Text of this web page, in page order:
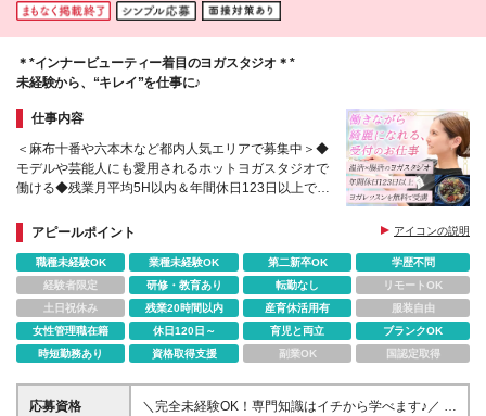
＊*インナービューティー着目のヨガスタジオ＊*
未経験から、“キレイ”を仕事に♪
仕事内容
＜麻布十番や六本木など都内人気エリアで募集中＞◆
モデルや芸能人にも愛用されるホットヨガスタジオで
働ける◆残業月平均5H以内＆年間休日123日以上でプ
アピールポイント
アイコンの説明
職種未経験OK 業種未経験OK 第二新卒OK
学歴不問
経験者限定
研修・教育あり 転勤なし
リモートOK
土日祝休み
残業20時間以内 産育休活用有
服装自由
女性管理職在籍
休日120日～ 育児と両立
ブランクOK
時短勤務あり
資格取得支援 副業OK 国認定取得
応募資格
＼完全未経験OK！専門知識はイチから学べます♪／ ◆